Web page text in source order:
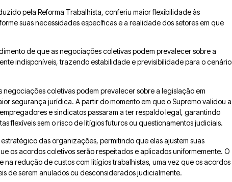
pela Reforma Trabalhista, conferiu maior flexibilidade às
suas necessidades específicas e a realidade dos setores em que
de que as negociações coletivas podem prevalecer sobre a
indisponíveis, trazendo estabilidade e previsibilidade para o cenário
coletivas podem prevalecer sobre a legislação em
segurança jurídica. A partir do momento em que o Supremo validou a
e sindicatos passaram a ter respaldo legal, garantindo
flexíveis sem o risco de litígios futuros ou questionamentos judiciais.
das organizações, permitindo que elas ajustem suas
os acordos coletivos serão respeitados e aplicados uniformemente. O
redução de custos com litígios trabalhistas, uma vez que os acordos
de serem anulados ou desconsiderados judicialmente.